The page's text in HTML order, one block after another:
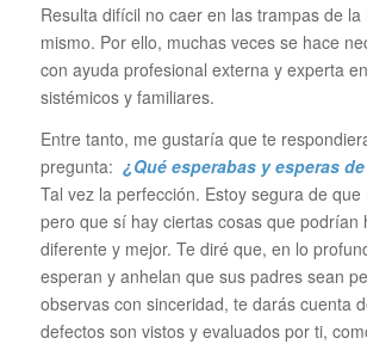
Resulta difícil no caer en las trampas de
mismo. Por ello, muchas veces se hace
con ayuda profesional externa y experta
sistémicos y familiares.
Entre tanto, me gustaría que te
pregunta: ¿Qué esperabas y esperas
Tal vez la perfección. Estoy segura de
pero que sí hay ciertas cosas que podrían
diferente y mejor. Te diré que, en lo
esperan y anhelan que sus padres sean
observas con sinceridad, te darás cuenta
defectos son vistos y evaluados por ti,